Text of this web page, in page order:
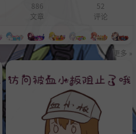
886
文章
52
评论
更多 »